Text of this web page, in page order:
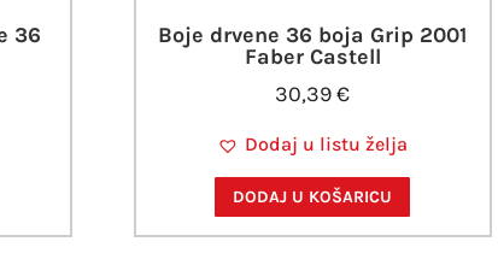
36
Boje drvene 36 boja Grip 2001
Faber Castell
30,39€
Dodaj u listu želja
DODAJ U KOŠARICU